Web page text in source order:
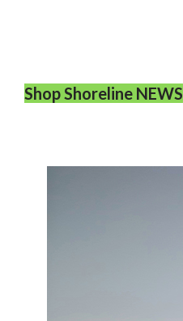
Shop Shoreline NEWS